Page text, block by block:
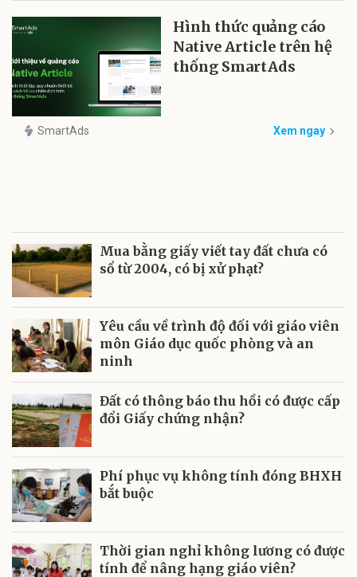
Hình thức quảng cáo
Native Article trên hệ
thống SmartAds
SmartAds Xem ngay
Mua bằng giấy viết tay đất chưa có
sổ từ 2004, có bị xử phạt?
Yêu cầu về trình độ đối với giáo viên
môn Giáo dục quốc phòng và an
ninh
Đất có thông báo thu hồi có được cấp
đổi Giấy chứng nhận?
Phí phục vụ không tính đóng BHXH
bắt buộc
Thời gian nghỉ không lương có được
tính để nâng hạng giáo viên?